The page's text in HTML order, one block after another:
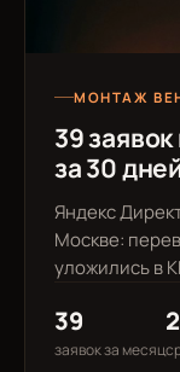
МОНТАЖ
39
за 30
Яндекс
Москве:
уложились в
39
заявок за месяц